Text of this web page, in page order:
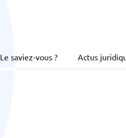
Le saviez-vous ? Actus